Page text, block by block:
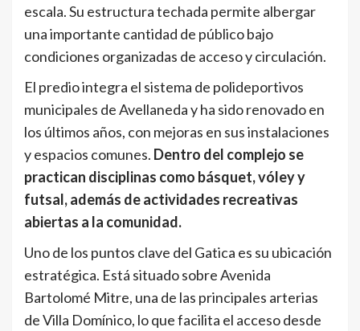
escala. Su estructura techada permite albergar
una importante cantidad de público bajo
condiciones organizadas de acceso y circulación.
El predio integra el sistema de polideportivos
municipales de Avellaneda y ha sido renovado en
los últimos años, con mejoras en sus instalaciones
y espacios comunes. Dentro del complejo se
practican disciplinas como básquet, vóley y
futsal, además de actividades recreativas
abiertas a la comunidad.
Uno de los puntos clave del Gatica es su ubicación
estratégica. Está situado sobre Avenida
Bartolomé Mitre, una de las principales arterias
de Villa Domínico, lo que facilita el acceso desde